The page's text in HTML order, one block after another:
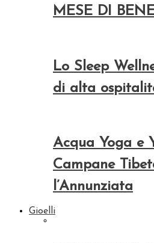
MESE DI
Lo Sleep
di alta
Acqua Yoga e
Campane
l’Annunziata
Gioelli